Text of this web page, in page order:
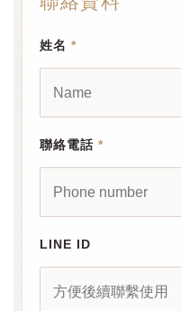
姓名 *
聯絡電話 *
LINE ID